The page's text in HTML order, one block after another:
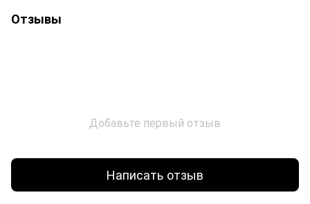
Отзывы
Добавьте первый отзыв
Написать отзыв